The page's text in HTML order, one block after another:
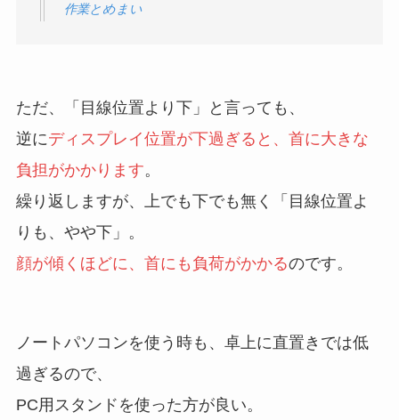
作業とめまい
ただ、「目線位置より下」と言っても、
逆にディスプレイ位置が下過ぎると、首に大きな
負担がかかります。
繰り返しますが、上でも下でも無く「目線位置よ
りも、やや下」。
顔が傾くほどに、首にも負荷がかかるのです。
ノートパソコンを使う時も、卓上に直置きでは低
過ぎるので、
PC用スタンドを使った方が良い。